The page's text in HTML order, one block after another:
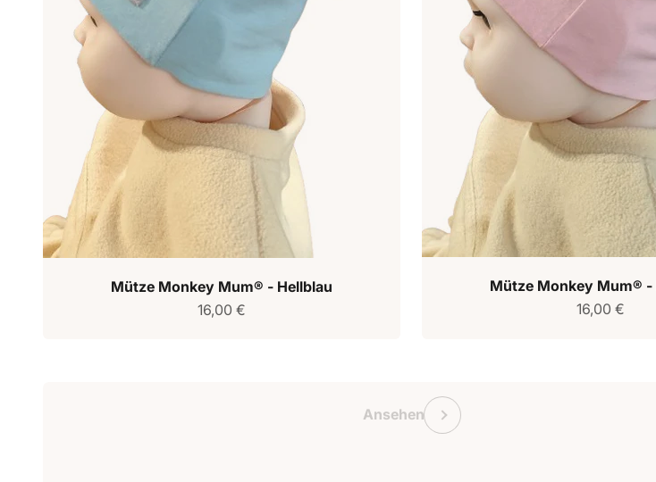
Mütze Monkey Mum® - Hellblau
Verkaufspreis
16,00 €
Mütze Monkey Mum® -
16,00 €
AnsehenVorherige